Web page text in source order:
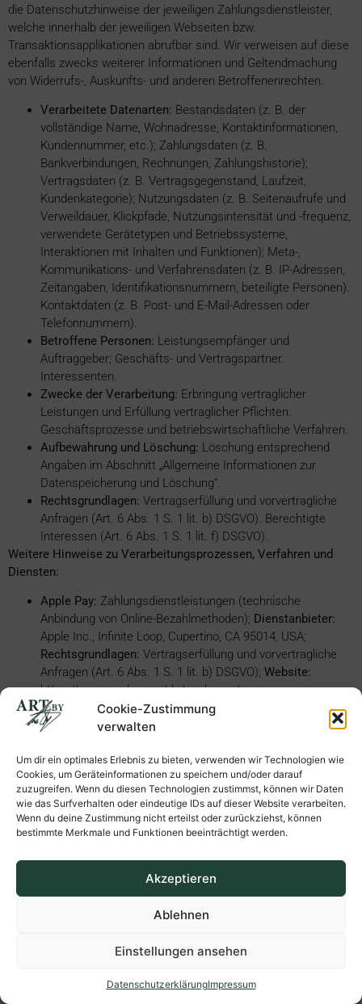
Cookie-Zustimmung
verwalten
Um dir ein optimales Erlebnis zu bieten, verwenden wir Technologien wie
Cookies, um Geräteinformationen zu speichern und/oder darauf
zuzugreifen. Wenn du diesen Technologien zustimmst, können wir Daten
wie das Surfverhalten oder eindeutige IDs auf dieser Website verarbeiten.
Wenn du deine Zustimmung nicht erteilst oder zurückziehst, können
bestimmte Merkmale und Funktionen beeinträchtigt werden.
Akzeptieren
Ablehnen
Einstellungen ansehen
DatenschutzerklärungImpressum
die Datenschutzhinweise der jeweiligen Zahlungsdienstleister,
welche innerhalb der jeweiligen Webseiten bzw.
Transaktionsapplikationen abrufbar sind. Wir verweisen auf diese
ebenfalls zwecks weiterer Informationen und Geltendmachung
von Widerrufs-, Auskunfts- und anderen Betroffenenrechten.
Verarbeitete Datenarten: Bestandsdaten (z. B. der
vollständige Name, Wohnadresse, Kontaktinformationen,
Kundennummer, etc.); Zahlungsdaten (z. B.
Bankverbindungen, Rechnungen, Zahlungshistorie);
Vertragsdaten (z. B. Vertragsgegenstand, Laufzeit,
Kundenkategorie); Nutzungsdaten (z. B. Seitenaufrufe und
Verweildauer, Klickpfade, Nutzungsintensität und -frequenz,
verwendete Gerätetypen und Betriebssysteme,
Interaktionen mit Inhalten und Funktionen); Meta-,
Kommunikations- und Verfahrensdaten (z. B. IP-Adressen,
Zeitangaben, Identifikationsnummern, beteiligte Personen).
Kontaktdaten (z. B. Post- und E-Mail-Adressen oder
Telefonnummern).
Betroffene Personen: Leistungsempfänger und
Auftraggeber; Geschäfts- und Vertragspartner.
Interessenten.
Zwecke der Verarbeitung: Erbringung vertraglicher
Leistungen und Erfüllung vertraglicher Pflichten.
Geschäftsprozesse und betriebswirtschaftliche Verfahren.
Aufbewahrung und Löschung: Löschung entsprechend
Angaben im Abschnitt „Allgemeine Informationen zur
Datenspeicherung und Löschung“.
Rechtsgrundlagen: Vertragserfüllung und vorvertragliche
Anfragen (Art. 6 Abs. 1 S. 1 lit. b) DSGVO). Berechtigte
Interessen (Art. 6 Abs. 1 S. 1 lit. f) DSGVO).
Weitere Hinweise zu Verarbeitungsprozessen, Verfahren und
Diensten:
Apple Pay: Zahlungsdienstleistungen (technische
Anbindung von Online-Bezahlmethoden); Dienstanbieter:
Apple Inc., Infinite Loop, Cupertino, CA 95014, USA;
Rechtsgrundlagen: Vertragserfüllung und vorvertragliche
Anfragen (Art. 6 Abs. 1 S. 1 lit. b) DSGVO); Website:
https://www.apple.com/de/apple-pay/.
Datenschutzerklärung:
https://www.apple.com/legal/privacy/de-ww/
Anbindung von Online-Bezahlmethoden);Dienstanbieter:
Google Ireland Limited, Gordon House, Barrow Street,
Dublin 4, Irland;Rechtsgrundlagen:Vertragserfüllung und
vorvertragliche Anfragen (Art. 6 Abs. 1 S. 1 lit. b) DSGVO);
Website: https://pay.google.com/intl/de_de/about/
Anbindung von Online-Bezahlmethoden);
1410 Waterloo, Belgien;Rechtsgrundlagen:
1 S. 1 lit. b) DSGVO);Website:
Datenschutzerklärung: https://www.mastercard.de/de-